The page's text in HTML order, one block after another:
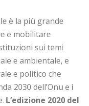
è la più grande
e mobilitare
sui temi
e ambientale, e
e politico che
2030 dell’Onu e i
L’edizione 2020 del